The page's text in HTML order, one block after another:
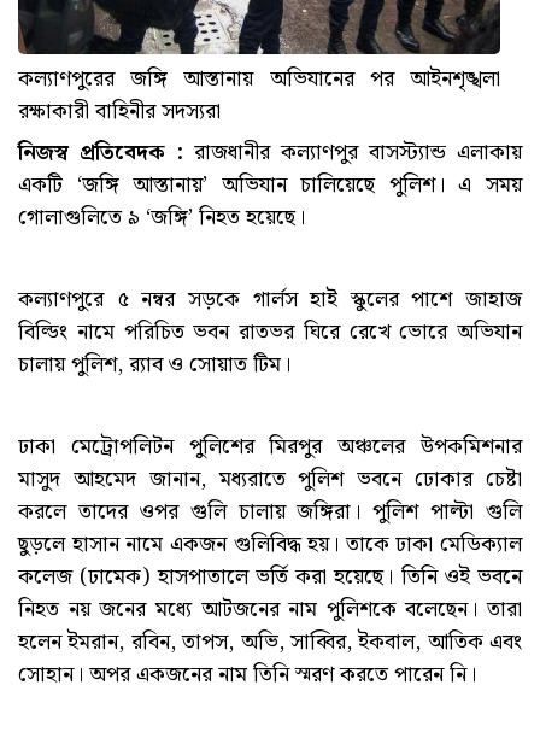
কল্যাণপুরের জঙ্গি আস্তানায় অভিযানের পর আইনশৃঙ্খলা
রক্ষাকারী বাহিনীর সদস্যরা
নিজস্ব প্রতিবেদক : রাজধানীর কল্যাণপুর বাসস্ট্যান্ড এলাকায়
একটি ‘জঙ্গি আস্তানায়’ অভিযান চালিয়েছে পুলিশ। এ সময়
গোলাগুলিতে ৯ ‘জঙ্গি’ নিহত হয়েছে।
কল্যাণপুরে ৫ নম্বর সড়কে গার্লস হাই স্কুলের পাশে জাহাজ
বিল্ডিং নামে পরিচিত ভবন রাতভর ঘিরে রেখে ভোরে অভিযান
চালায় পুলিশ, র‌্যাব ও সোয়াত টিম।
ঢাকা মেট্রোপলিটন পুলিশের মিরপুর অঞ্চলের উপকমিশনার
মাসুদ আহমেদ জানান, মধ্যরাতে পুলিশ ভবনে ঢোকার চেষ্টা
করলে তাদের ওপর গুলি চালায় জঙ্গিরা। পুলিশ পাল্টা গুলি
ছুড়লে হাসান নামে একজন গুলিবিদ্ধ হয়। তাকে ঢাকা মেডিক্যাল
কলেজ (ঢামেক) হাসপাতালে ভর্তি করা হয়েছে। তিনি ওই ভবনে
নিহত নয় জনের মধ্যে আটজনের নাম পুলিশকে বলেছেন। তারা
হলেন ইমরান, রবিন, তাপস, অভি, সাব্বির, ইকবাল, আতিক এবং
সোহান। অপর একজনের নাম তিনি স্মরণ করতে পারেন নি।